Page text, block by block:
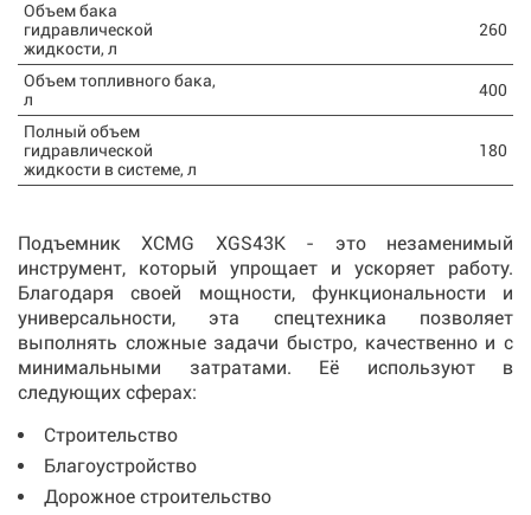
Объем бака
гидравлической
жидкости, л
260
Объем топливного бака,
л
400
Полный объем
гидравлической
жидкости в системе, л
180
Подъемник XCMG XGS43K - это незаменимый
инструмент, который упрощает и ускоряет работу.
Благодаря своей мощности, функциональности и
универсальности, эта спецтехника позволяет
выполнять сложные задачи быстро, качественно и с
минимальными затратами. Её используют в
следующих сферах:
Строительство
Благоустройство
Дорожное строительство